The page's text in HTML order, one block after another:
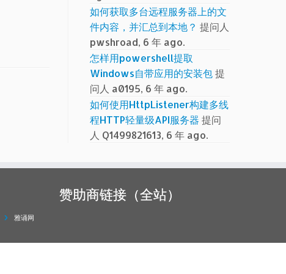
如何获取多台远程服务器上的文
件内容，并汇总到本地？ 提问人
pwshroad, 6 年 ago.
怎样用powershell提取
Windows自带应用的安装包提
问人 a0195, 6 年 ago.
如何使用HttpListener构建多线
程HTTP轻量级API服务器 提问
人 Q1499821613, 6 年 ago.
赞助商链接（全站）
雅诵网